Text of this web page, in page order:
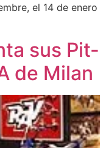
el 14 de enero
sus Pit-
de Milan